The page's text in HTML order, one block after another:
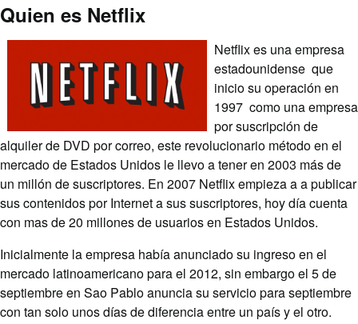
Quien es Netflix
Netflix es una empresa
estadounidense que
inicio su operación en
1997 como una empresa
por suscripción de
alquiler de DVD por correo, este revolucionario método en el
mercado de Estados Unidos le llevo a tener en 2003 más de
un millón de suscriptores. En 2007 Netflix empieza a a publicar
sus contenidos por Internet a sus suscriptores, hoy día cuenta
con mas de 20 millones de usuarios en Estados Unidos.
Inicialmente la empresa había anunciado su ingreso en el
mercado latinoamericano para el 2012, sin embargo el 5 de
septiembre en Sao Pablo anuncia su servicio para septiembre
con tan solo unos días de diferencia entre un país y el otro.